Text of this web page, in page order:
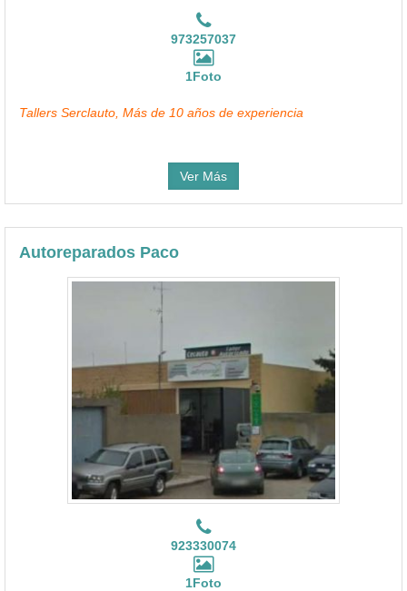
973257037
1Foto
Tallers Serclauto, Más de 10 años de experiencia
Ver Más
Autoreparados Paco
923330074
1Foto